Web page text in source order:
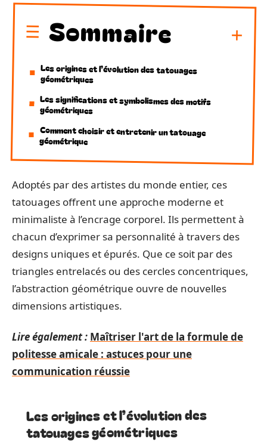
Sommaire
Les origines et l’évolution des tatouages
géométriques
Les significations et symbolismes des motifs
géométriques
Comment choisir et entretenir un tatouage
géométrique
Adoptés par des artistes du monde entier, ces
tatouages offrent une approche moderne et
minimaliste à l’encrage corporel. Ils permettent à
chacun d’exprimer sa personnalité à travers des
designs uniques et épurés. Que ce soit par des
triangles entrelacés ou des cercles concentriques,
l’abstraction géométrique ouvre de nouvelles
dimensions artistiques.
Lire également : Maîtriser l'art de la formule de
politesse amicale : astuces pour une
communication réussie
Les origines et l’évolution des
tatouages géométriques